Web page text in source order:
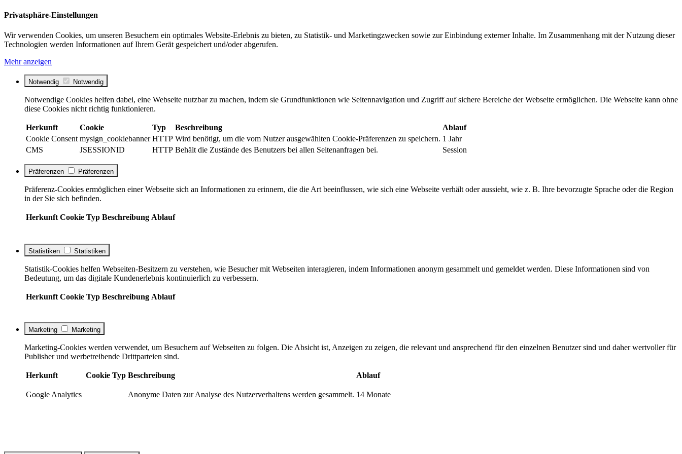
Privatsphäre-Einstellungen
Wir verwenden Cookies, um unseren Besuchern ein optimales Website-Erlebnis zu bieten, zu Statistik- und Marketingzwecken sowie zur Einbindung externer Inhalte. Im Zusammenhang mit der Nutzung dieser
Technologien werden Informationen auf Ihrem Gerät gespeichert und/oder abgerufen.
Mehr anzeigen
Notwendig Notwendig
Notwendige Cookies helfen dabei, eine Webseite nutzbar zu machen, indem sie Grundfunktionen wie Seitennavigation und Zugriff auf sichere Bereiche der Webseite ermöglichen. Die Webseite kann ohne
diese Cookies nicht richtig funktionieren.
Herkunft Cookie Typ Beschreibung
Ablauf
Cookie Consent mysign_cookiebanner HTTP Wird benötigt, um die vom Nutzer ausgewählten Cookie-Präferenzen zu speichern. 1 Jahr
CMS
JSESSIONID HTTP Behält die Zustände des Benutzers bei allen Seitenanfragen bei. Session
Präferenzen Präferenzen
Präferenz-Cookies ermöglichen einer Webseite sich an Informationen zu erinnern, die die Art beeinflussen, wie sich eine Webseite verhält oder aussieht, wie z. B. Ihre bevorzugte Sprache oder die Region
in der Sie sich befinden.
Herkunft Cookie Typ Beschreibung Ablauf
Statistiken Statistiken
Statistik-Cookies helfen Webseiten-Besitzern zu verstehen, wie Besucher mit Webseiten interagieren, indem Informationen anonym gesammelt und gemeldet werden. Diese Informationen sind von
Bedeutung, um das digitale Kundenerlebnis kontinuierlich zu verbessern.
Herkunft Cookie Typ Beschreibung Ablauf
Marketing Marketing
Marketing-Cookies werden verwendet, um Besuchern auf Webseiten zu folgen. Die Absicht ist, Anzeigen zu zeigen, die relevant und ansprechend für den einzelnen Benutzer sind und daher wertvoller für
Publisher und werbetreibende Drittparteien sind.
Herkunft Cookie Typ Beschreibung Ablauf
Google Analytics Anonyme Daten zur Analyse des Nutzerverhaltens werden gesammelt. 14 Monate